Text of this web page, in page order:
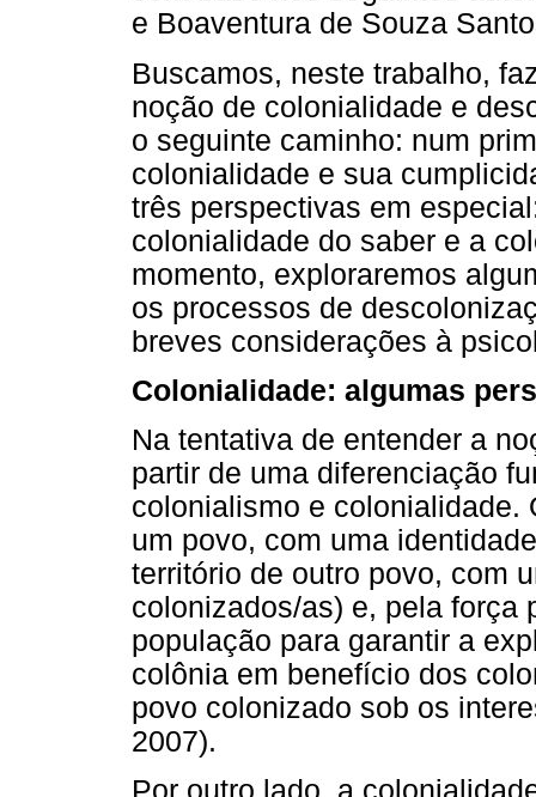
e Boaventura de Souza
Buscamos, neste trabalho,
noção de colonialidade e
o seguinte caminho: num
colonialidade e sua
três perspectivas em
colonialidade do saber e a
momento, exploraremos
os processos de
breves considerações à
Colonialidade: algumas
Na tentativa de entender a
partir de uma diferenciação
colonialismo e colonialidade.
um povo, com uma
território de outro povo, com
colonizados/as) e, pela força
população para garantir a
colônia em benefício dos
povo colonizado sob os
2007).